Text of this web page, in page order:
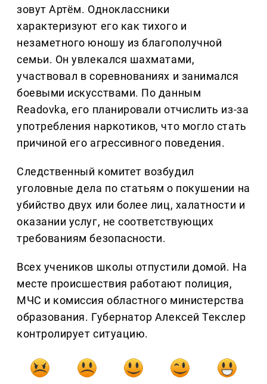
зовут Артём. Одноклассники
характеризуют его как тихого и
незаметного юношу из благополучной
семьи. Он увлекался шахматами,
участвовал в соревнованиях и занимался
боевыми искусствами. По данным
Readovka, его планировали отчислить из-за
употребления наркотиков, что могло стать
причиной его агрессивного поведения.
Следственный комитет возбудил
уголовные дела по статьям о покушении на
убийство двух или более лиц, халатности и
оказании услуг, не соответствующих
требованиям безопасности.
Всех учеников школы отпустили домой. На
месте происшествия работают полиция,
МЧС и комиссия областного министерства
образования. Губернатор Алексей Текслер
контролирует ситуацию.